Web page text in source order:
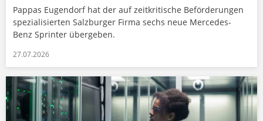
Pappas Eugendorf hat der auf zeitkritische Beförderungen
spezialisierten Salzburger Firma sechs neue Mercedes-
Benz Sprinter übergeben.
27.07.2026